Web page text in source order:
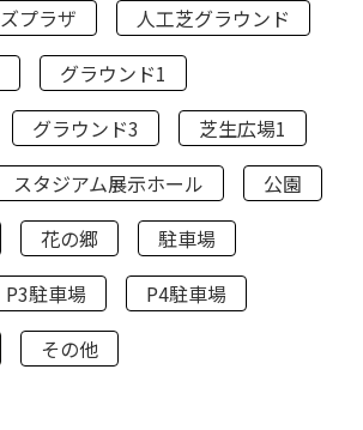
プラザ
人工芝グラウンド
グラウンド1
グラウンド3
芝生広場1
スタジアム展示ホール
公園
花の郷
駐車場
P3駐車場
P4駐車場
その他